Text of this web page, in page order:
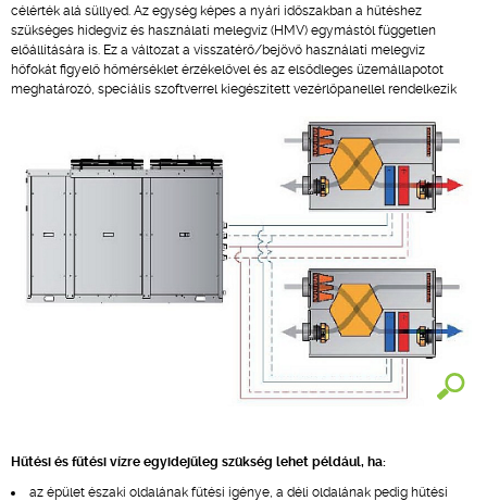
célérték alá süllyed. Az egység képes a nyári időszakban a hűtéshez
szükséges hidegvíz és használati melegvíz (HMV) egymástól független
előállítására is. Ez a változat a visszatérő/bejövő használati melegvíz
hőfokát figyelő hőmérséklet érzékelővel és az elsődleges üzemállapotot
meghatározó, speciális szoftverrel kiegészített vezérlőpanellel rendelkezik
Hűtési és fűtési vízre egyidejűleg szükség lehet például, ha:
az épület északi oldalának fűtési igénye, a déli oldalának pedig hűtési